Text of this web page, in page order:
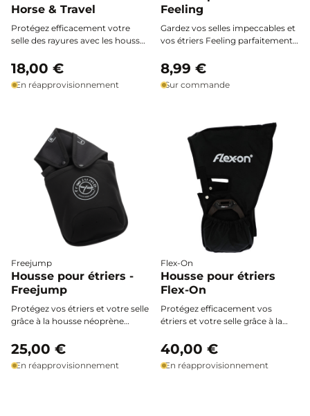
Horse & Travel
Protégez efficacement votre
selle des rayures avec les housses
néoprène souple, elles
enveloppent vos étriers pour
éviter toute marque et
18,00 €
En réapprovisionnement
Feeling
Gardez vos selles impeccables et
vos étriers Feeling parfaitement
molletonnées, imperméables et
pratiques, idéales pour prévenir
rayures et salissures au
8,99 €
Sur commande
Freejump
Housse pour étriers -
Freejump
Protégez vos étriers et votre selle
grâce à la housse néoprène
ergonomique, douce et pratique,
conçue pour préserver votre
matériel au quotidien.
25,00 €
En réapprovisionnement
Flex-On
Housse pour étriers
Flex-On
Protégez efficacement vos
étriers et votre selle grâce à la
épouser parfaitement la forme
de vos équipements et sécuriser
leur transport au quotidien.
40,00 €
En réapprovisionnement